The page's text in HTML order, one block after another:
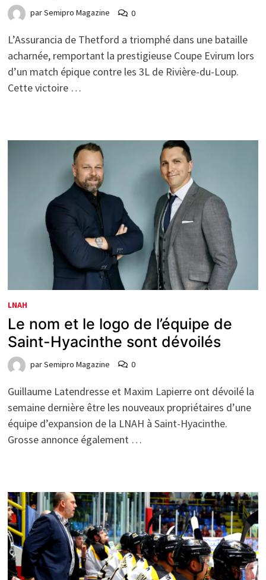
parSemipro Magazine 0
L’Assurancia de Thetford a triomphé dans une bataille
acharnée, remportant la prestigieuse Coupe Evirum lors
d’un match épique contre les 3L de Rivière-du-Loup.
Cette victoire …
LNAH
Le nom et le logo de l’équipe de
Saint-Hyacinthe sont dévoilés
parSemipro Magazine 0
Guillaume Latendresse et Maxim Lapierre ont dévoilé la
semaine dernière être les nouveaux propriétaires d’une
équipe d’expansion de la LNAH à Saint-Hyacinthe.
Grosse annonce également …